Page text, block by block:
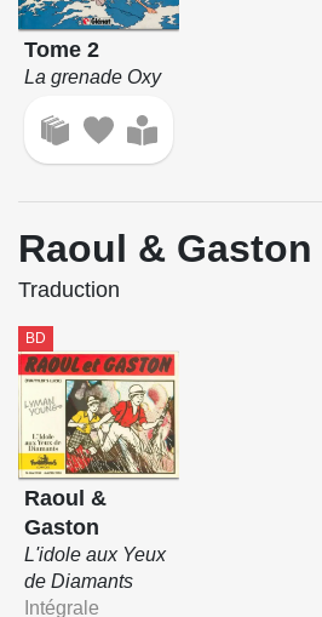
Tome 2
La grenade Oxy
Raoul & Gaston
Traduction
BD
Raoul &
Gaston
L'idole aux Yeux
de Diamants
Intégrale